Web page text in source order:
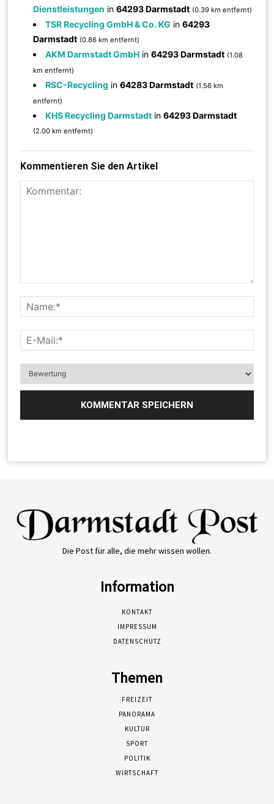
Dienstleistungen in64293 Darmstadt (0.39 km entfernt)
TSR Recycling GmbH & Co. KG in64293
Darmstadt (0.86 km entfernt)
AKM Darmstadt GmbH in64293 Darmstadt (1.08
km entfernt)
RSC-Recycling in64283 Darmstadt (1.56 km
entfernt)
KHS Recycling Darmstadt in64293 Darmstadt
(2.00 km entfernt)
Kommentieren Sie den Artikel
Die Post für alle, die mehr wissen wollen.
Information
KONTAKT
IMPRESSUM
DATENSCHUTZ
Themen
FREIZEIT
PANORAMA
KULTUR
SPORT
POLITIK
WIRTSCHAFT